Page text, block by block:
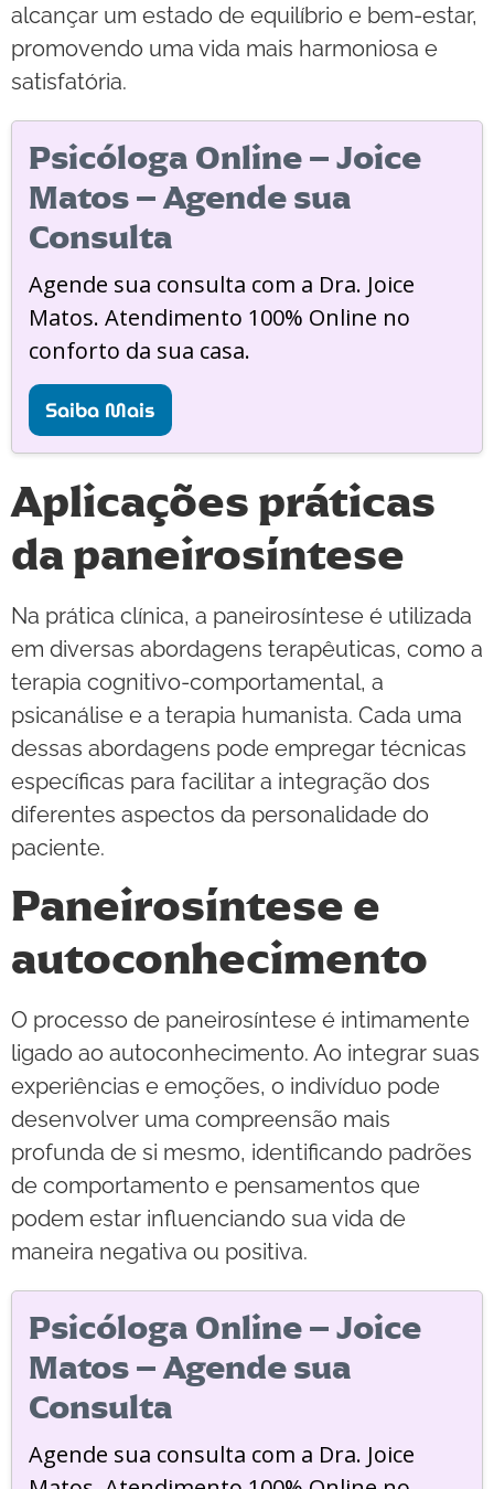
alcançar um estado de equilíbrio e bem-estar,
promovendo uma vida mais harmoniosa e
satisfatória.
Psicóloga Online – Joice
Matos – Agende sua
Consulta
Agende sua consulta com a Dra. Joice
Matos. Atendimento 100% Online no
conforto da sua casa.
Saiba Mais
Aplicações práticas
da paneirosíntese
Na prática clínica, a paneirosíntese é utilizada
em diversas abordagens terapêuticas, como a
terapia cognitivo-comportamental, a
psicanálise e a terapia humanista. Cada uma
dessas abordagens pode empregar técnicas
específicas para facilitar a integração dos
diferentes aspectos da personalidade do
paciente.
Paneirosíntese e
autoconhecimento
O processo de paneirosíntese é intimamente
ligado ao autoconhecimento. Ao integrar suas
experiências e emoções, o indivíduo pode
desenvolver uma compreensão mais
profunda de si mesmo, identificando padrões
de comportamento e pensamentos que
podem estar influenciando sua vida de
maneira negativa ou positiva.
Psicóloga Online – Joice
Matos – Agende sua
Consulta
Agende sua consulta com a Dra. Joice